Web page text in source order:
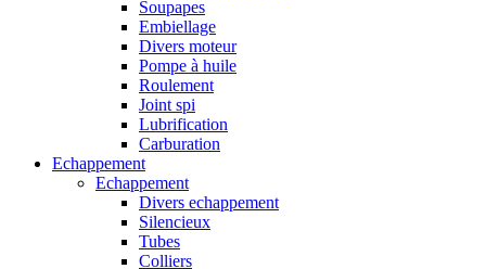
Soupapes
Embiellage
Divers moteur
Pompe à huile
Roulement
Joint spi
Lubrification
Carburation
Echappement
Echappement
Divers echappement
Silencieux
Tubes
Colliers